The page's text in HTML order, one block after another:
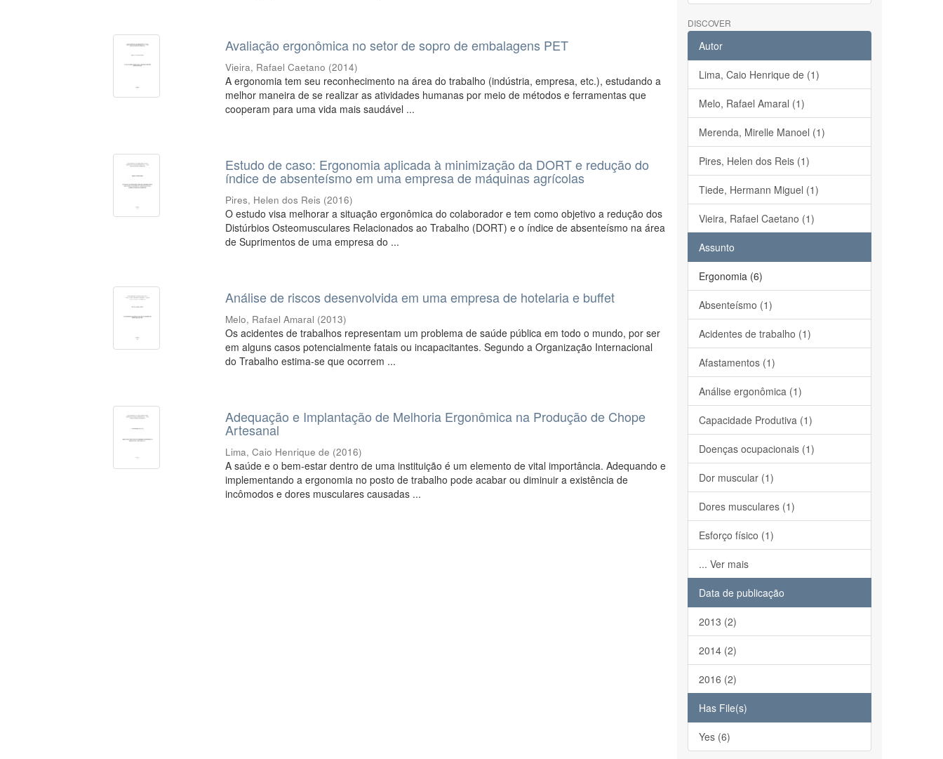
Avaliação ergonômica no setor de sopro de embalagens PET
Vieira, Rafael Caetano (2014)
A ergonomia tem seu reconhecimento na área do trabalho (indústria, empresa, etc.), estudando a
melhor maneira de se realizar as atividades humanas por meio de métodos e ferramentas que
cooperam para uma vida mais saudável ...
Estudo de caso: Ergonomia aplicada à minimização da DORT e redução do
índice de absenteísmo em uma empresa de máquinas agrícolas
Pires, Helen dos Reis (2016)
O estudo visa melhorar a situação ergonômica do colaborador e tem como objetivo a redução dos
Distúrbios Osteomusculares Relacionados ao Trabalho (DORT) e o índice de absenteísmo na área
de Suprimentos de uma empresa do ...
Análise de riscos desenvolvida em uma empresa de hotelaria e buffet
Melo, Rafael Amaral (2013)
Os acidentes de trabalhos representam um problema de saúde pública em todo o mundo, por ser
em alguns casos potencialmente fatais ou incapacitantes. Segundo a Organização Internacional
do Trabalho estima-se que ocorrem ...
Adequação e Implantação de Melhoria Ergonômica na Produção de Chope
Artesanal
Lima, Caio Henrique de (2016)
A saúde e o bem-estar dentro de uma instituição é um elemento de vital importância. Adequando e
implementando a ergonomia no posto de trabalho pode acabar ou diminuir a existência de
incômodos e dores musculares causadas ...
DISCOVER
Autor
Lima, Caio Henrique de (1)
Melo, Rafael Amaral (1)
Merenda, Mirelle Manoel (1)
Pires, Helen dos Reis (1)
Tiede, Hermann Miguel (1)
Vieira, Rafael Caetano (1)
Assunto
Ergonomia (6)
Absenteísmo (1)
Acidentes de trabalho (1)
Afastamentos (1)
Análise ergonômica (1)
Capacidade Produtiva (1)
Doenças ocupacionais (1)
Dor muscular (1)
Dores musculares (1)
Esforço físico (1)
... Ver mais
Data de publicação
2013 (2)
2014 (2)
2016 (2)
Has File(s)
Yes (6)